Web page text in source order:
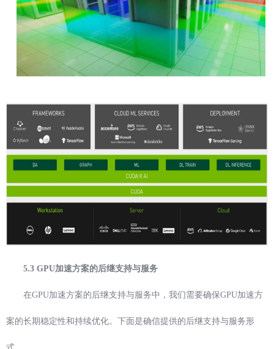
5.3 GPU加速方案的后继支持与服务
在GPU加速方案的后继支持与服务中，我们需要确保GPU加速方
案的长期稳定性和持续优化。下面是确信提供的后继支持与服务形